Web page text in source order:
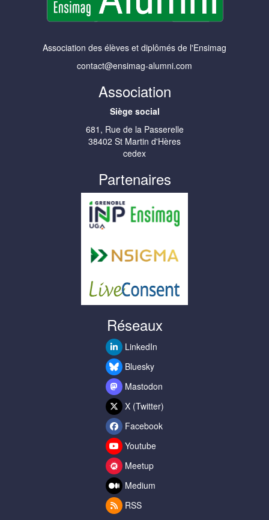
Association des élèves et diplômés de l'Ensimag
contact@ensimag-alumni.com
Association
Siège social
681, Rue de la Passerelle
38402 St Martin d'Hères
cedex
Partenaires
Réseaux
LinkedIn
Bluesky
Mastodon
X (Twitter)
Facebook
Youtube
Meetup
Medium
RSS